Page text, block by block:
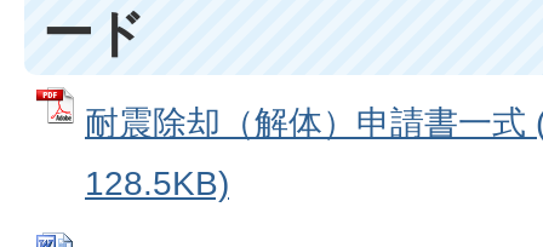
ード
耐震除却（解体）申請書一式
128.5KB)